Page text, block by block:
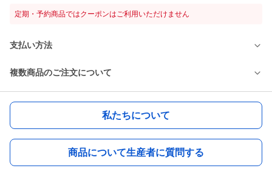
定期・予約商品ではクーポンはご利用いただけません
支払い方法
複数商品のご注文について
私たちについて
商品について生産者に質問する